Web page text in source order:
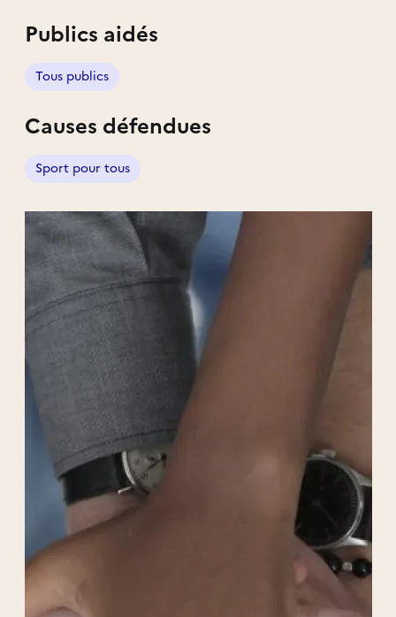
du dynamisme sportif local, rassemblant des
athlètes de tous niveaux et âges autour d’un
même objectif : rendre le sport accessible et
Organisateur du célèbre Le Havre Urban Trail
(LHUT), nous mettons en œuvre des
événements fédérateurs et innovants, qui
contribuent au rayonnement de notre belle
région. Grâce à l’engagement de bénévoles
passionnés, nous faisons vivre des
expériences sportives uniques et inclusives,
où chaque participant, coureur ou
volontaire, est essentiel.
Rejoindre le HAC Triathlon, c’est rejoindre
une famille unie par l’effort, la convivialité et
la fierté de faire bouger notre territoire.
Ensemble, faisons battre le cœur du sport et
créons des souvenirs inoubliables pour tous !
Publics aidés
Tous publics
Causes défendues
Sport pour tous